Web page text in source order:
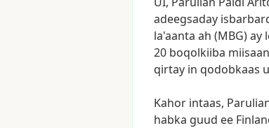
adeegsaday
la'aanta ah (MBG)ay
20 boqolkiiba
qirtay in qodobkaas
Kahor intaas,
habka guud ee